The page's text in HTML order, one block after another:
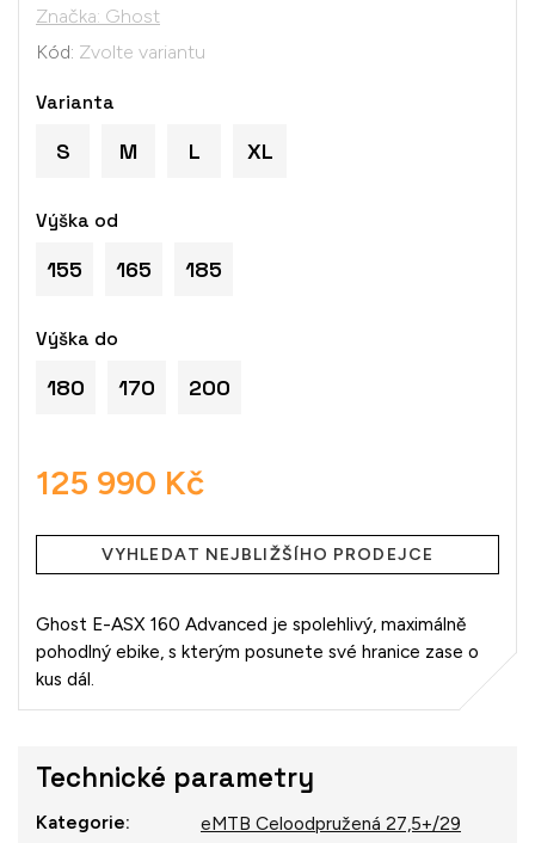
Značka: Ghost
Kód: Zvolte variantu
125 990 Kč
cena:
VYHLEDAT NEJBLIŽŠÍHO PRODEJCE
Varianta
S M L XL
Výška od
155 165 185
Výška do
180 170 200
Ghost E-ASX 160 Advanced je spolehlivý, maximálně
pohodlný ebike, s kterým posunete své hranice zase o
kus dál.
Technické parametry
Kategorie:
eMTB Celoodpružená 27,5+/29